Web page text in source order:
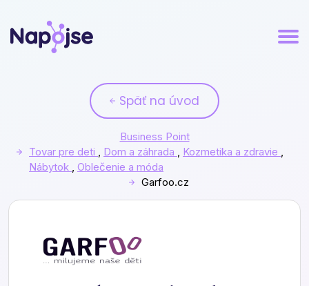
Späť na úvod
Business Point
Tovar pre deti , Dom a záhrada , Kozmetika a zdravie ,
Nábytok , Oblečenie a móda
Garfoo.cz